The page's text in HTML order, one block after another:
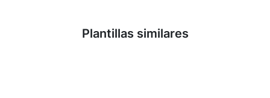
Plantillas similares
Saber más